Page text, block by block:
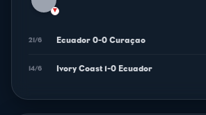
▼
21/6 Ecuador 0-0 Curaçao
14/6 Ivory Coast 1-0 Ecuador